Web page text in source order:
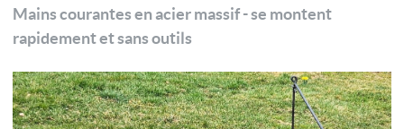
Mains courantes en acier massif - se montent
rapidement et sans outils